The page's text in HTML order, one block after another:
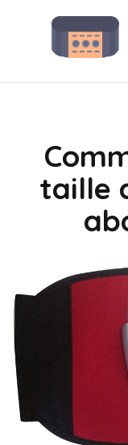
contenu
taille